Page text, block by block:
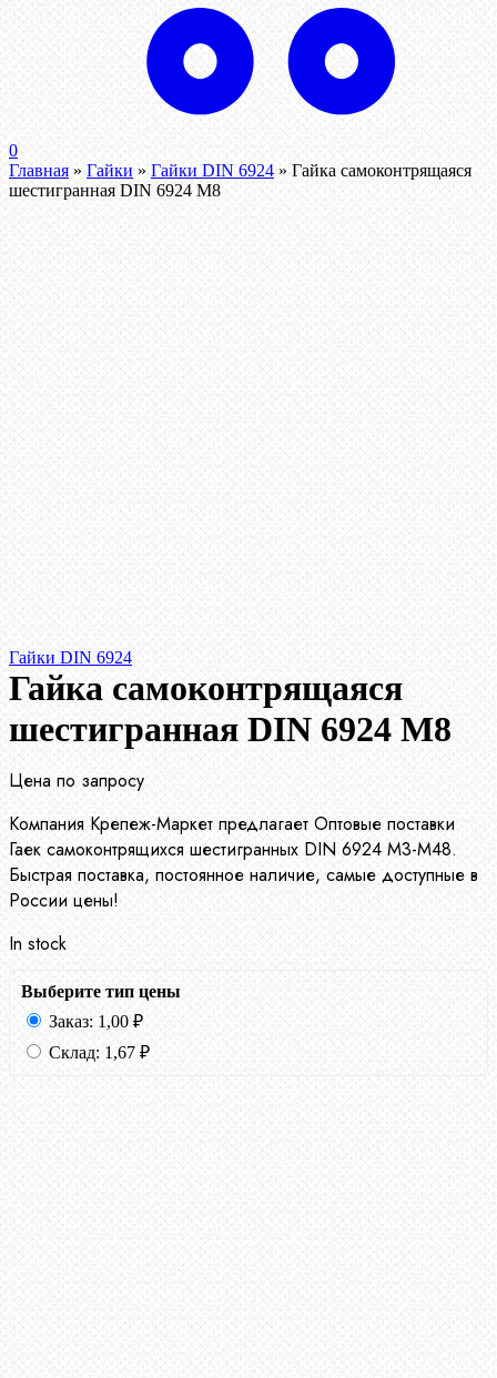
0
Главная » Гайки » Гайки DIN 6924 » Гайка самоконтрящаяся
шестигранная DIN 6924 М8
Гайки DIN 6924
Гайка самоконтрящаяся
шестигранная DIN 6924 М8
Цена по запросу
Компания Крепеж-Маркет предлагает Оптовые поставки
Гаек самоконтрящихся шестигранных DIN 6924 М3-М48.
Быстрая поставка, постоянное наличие, самые доступные в
России цены!
In stock
Выберите тип цены
Заказ: 1,00 ₽
Склад: 1,67 ₽